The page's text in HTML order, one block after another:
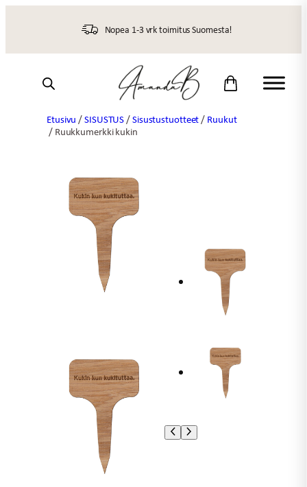
Nopea 1-3 vrk toimitus Suomesta!
Etusivu /SISUSTUS/Sisustustuotteet/ Ruukut
/ Ruukkumerkki kukin